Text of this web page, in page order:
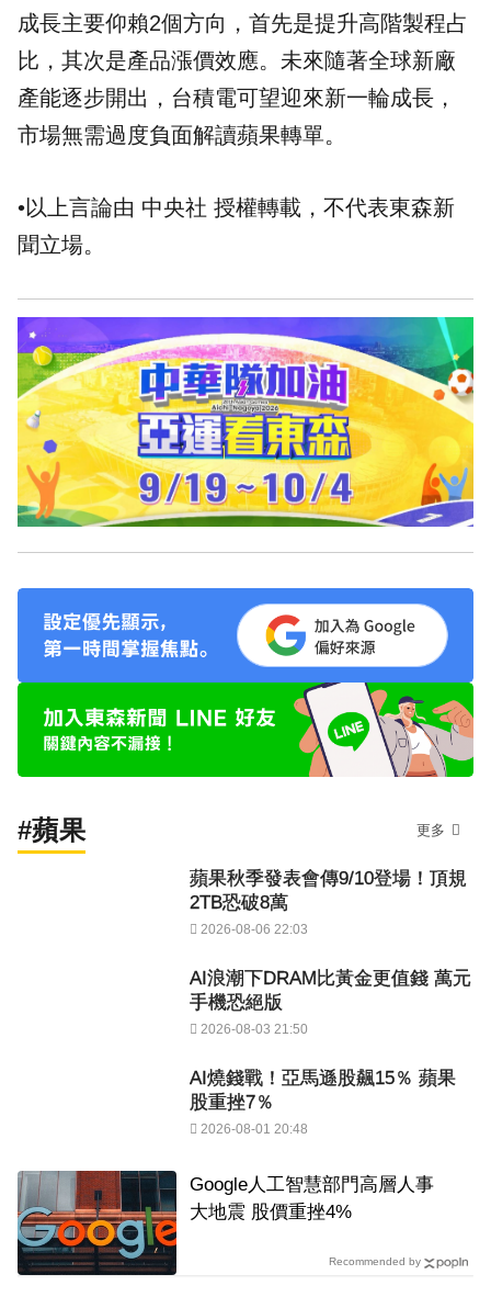
成長主要仰賴2個方向，首先是提升高階製程占
比，其次是產品漲價效應。未來隨著全球新廠
產能逐步開出，台積電可望迎來新一輪成長，
市場無需過度負面解讀蘋果轉單。
•以上言論由 中央社 授權轉載，不代表東森新
聞立場。
#蘋果 更多
蘋果秋季發表會傳9/10登場！頂規
2TB恐破8萬
2026-08-06 22:03
AI浪潮下DRAM比黃金更值錢 萬元
手機恐絕版
2026-08-03 21:50
AI燒錢戰！亞馬遜股飆15％ 蘋果
股重挫7％
2026-08-01 20:48
Google人工智慧部門高層人事
大地震 股價重挫4%
Recommended by